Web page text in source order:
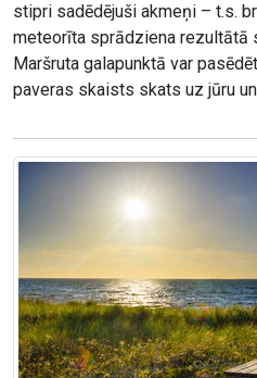
stipri sadēdējuši akmeņi – t.s.
meteorīta sprādziena rezultātā
Maršruta galapunktā var
paveras skaists skats uz jūru